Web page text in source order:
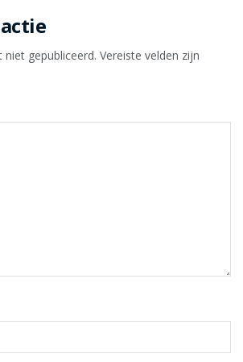
niet gepubliceerd. Vereiste velden zijn